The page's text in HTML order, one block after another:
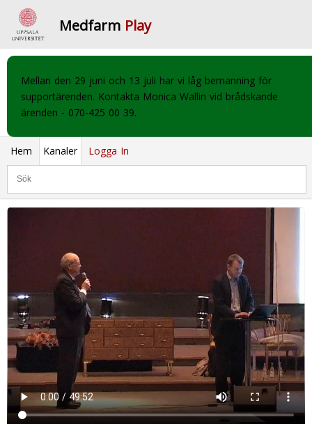
Medfarm Play
Mellan den 29 juni och 13 juli har vi låg bemanning för
supportärenden. Kontakta Monica Wallin vid brådskande
ärenden - 070-425 00 39.
Hem Kanaler Logga In